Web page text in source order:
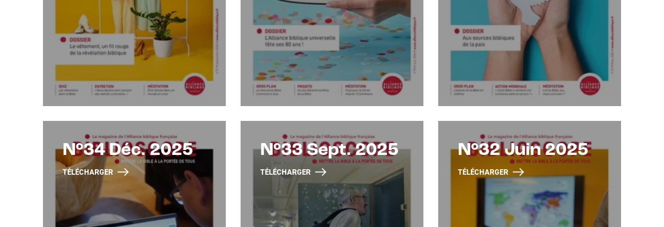
N°34 Déc. 2025
TÉLÉCHARGER
N°33 Sept. 2025
TÉLÉCHARGER
N°32 Juin 2025
TÉLÉCHARGER